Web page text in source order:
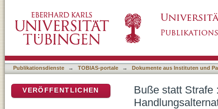
Publikationsdienste → TOBIAS-portale → Dokumente aus Instituten und
Buße statt Strafe
VERÖFFENTLICHEN